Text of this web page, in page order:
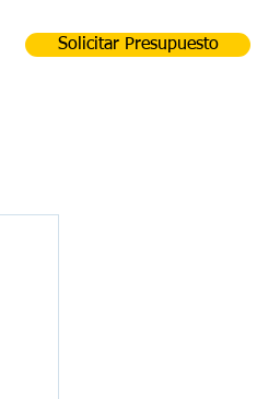
Solicitar Presupuesto